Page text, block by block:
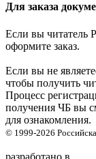
Для заказа
Если вы читатель
оформите заказ.
Если вы не
чтобы получить
Процесс
получения ЧБ вы
для ознакомления.
© 1999-2026
разработано в